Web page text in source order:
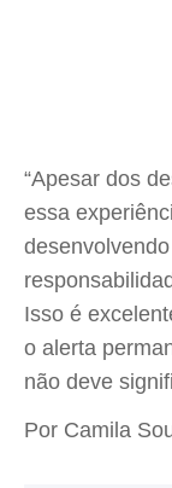
“Apesar dos
essa
Isso é
o alerta
não deve
Por Camila